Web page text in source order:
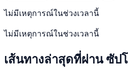
ไม่มีเหตุการณ์ในช่วงเวลานี้
ไม่มีเหตุการณ์ในช่วงเวลานี้
เส้นทางล่าสุดที่ผ่าน ซัป